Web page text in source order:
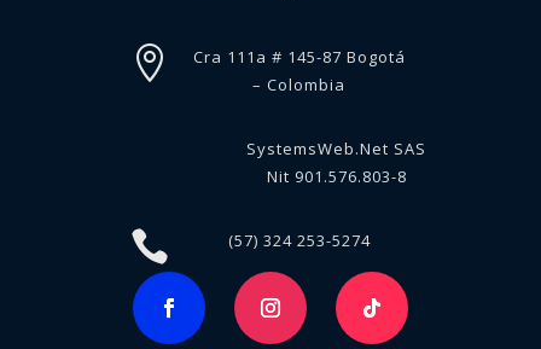

Cra 111a # 145-87 Bogotá
– Colombia
SystemsWeb.Net SAS
Nit 901.576.803-8
 (57) 324 253-5274